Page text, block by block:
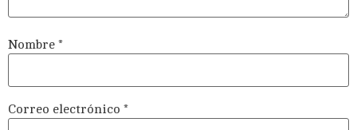
Nombre *
Correo electrónico *